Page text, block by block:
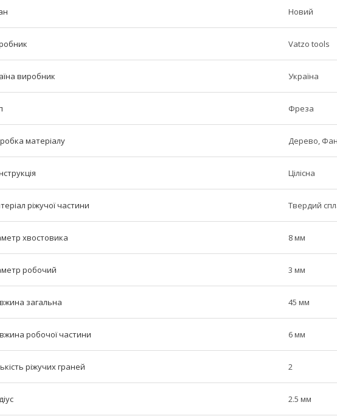
Новий
Vatzo tools
виробник Україна
Фреза
матеріалу Дерево,
Цілісна
ріжучої частини Твердий
хвостовика 8 мм
робочий 3 мм
загальна 45 мм
робочої частини 6 мм
ріжучих граней 2
2.5 мм